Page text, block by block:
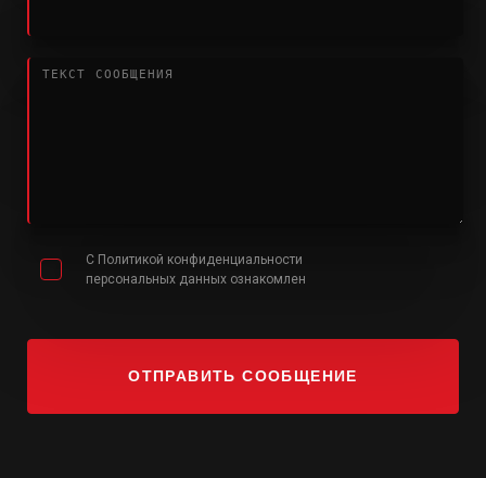
С Политикой конфиденциальности
персональных данных ознакомлен